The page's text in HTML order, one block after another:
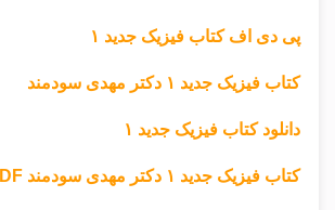
پی دی اف کتاب فیزیک جدید ۱
کتاب فیزیک جدید ۱ دکتر مهدی سودمند
دانلود کتاب فیزیک جدید ۱
کتاب فیزیک جدید ۱ دکتر مهدی سودمند PDF